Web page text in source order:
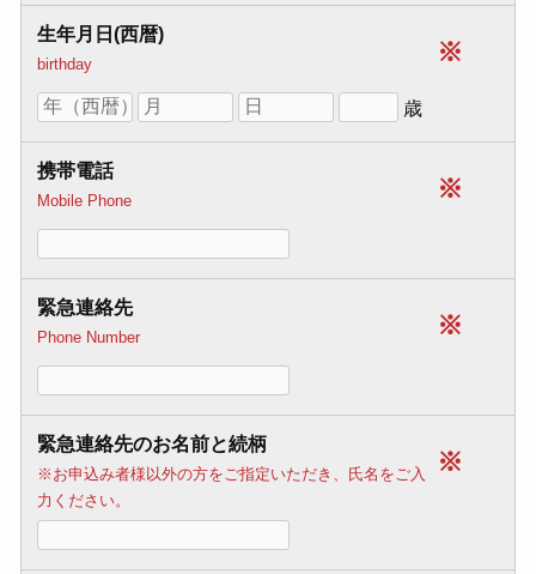
※
生年月日(西暦)
birthday
歳
※
携帯電話
Mobile Phone
※
緊急連絡先
Phone Number
※
緊急連絡先のお名前と続柄
※お申込み者様以外の方をご指定いただき、氏名をご入
力ください。